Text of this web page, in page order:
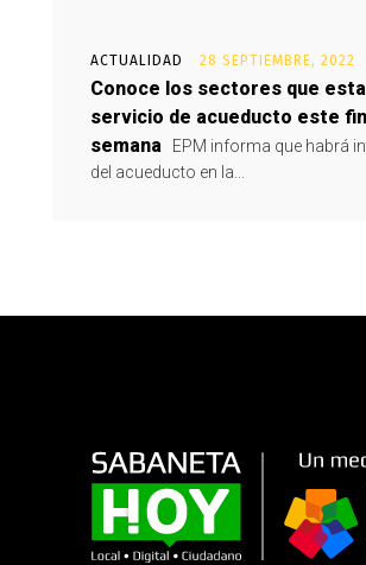
ACTUALIDAD 28 SEPTIEMBRE, 2022
Conoce los sectores que
servicio de acueducto este
semana
EPM informa que habrá
del acueducto en la...